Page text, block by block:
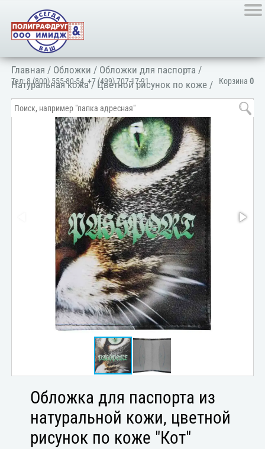
Корзина 0
Тел:8 (800) 555-80-54,+7 (499) 707-17-91
Главная / Обложки / Обложки для паспорта /
Натуральная кожа/ Цветной рисунок по коже /
Обложка для паспорта из
натуральной кожи, цветной
рисунок по коже "Кот"